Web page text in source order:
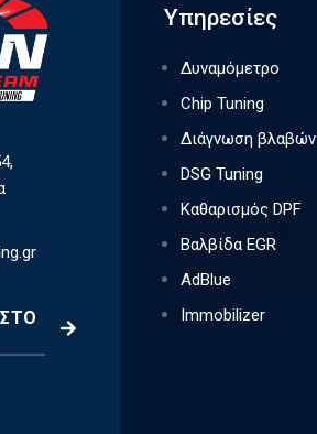
Υπηρεσίες
Δυναμόμετρο
Chip Tuning
Διάγνωση βλαβών
DSG Tuning
Καθαρισμός DPF
Βαλβίδα EGR
AdBlue
Immobilizer